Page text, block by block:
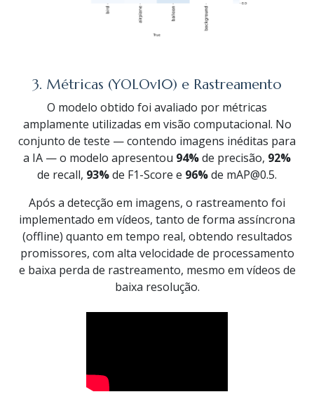
3. Métricas (YOLOv10) e Rastreamento
O modelo obtido foi avaliado por métricas
amplamente utilizadas em visão computacional. No
conjunto de teste — contendo imagens inéditas para
a IA — o modelo apresentou 94%de precisão, 92%
de recall, 93%de F1-Score e 96%de mAP@0.5.
Após a detecção em imagens, o rastreamento foi
implementado em vídeos, tanto de forma assíncrona
(offline) quanto em tempo real, obtendo resultados
promissores, com alta velocidade de processamento
e baixa perda de rastreamento, mesmo em vídeos de
baixa resolução.